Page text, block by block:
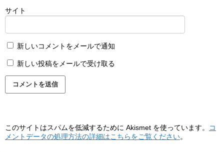
サイト
新しいコメントをメールで通知
新しい投稿をメールで受け取る
このサイトはスパムを低減するために Akismet を使っています。
コ
メントデータの処理方法の詳細はこちらをご覧ください。